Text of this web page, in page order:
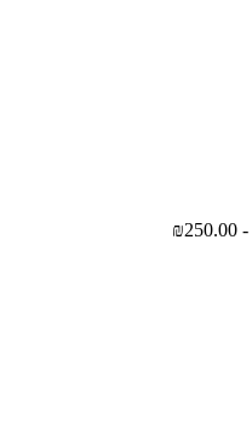
- ₪250.00